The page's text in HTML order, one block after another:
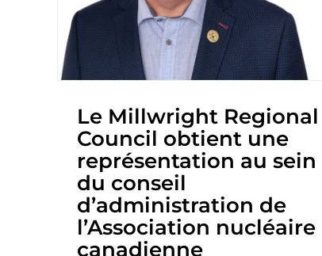
Le Millwright Regional
Council obtient une
représentation au sein
du conseil
d’administration de
l’Association nucléaire
canadienne